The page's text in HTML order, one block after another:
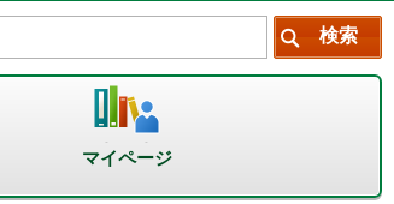
マイページ